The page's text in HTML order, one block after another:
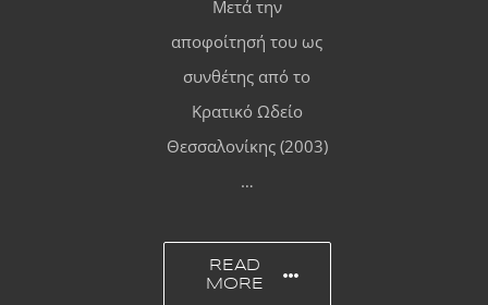
Μετά την
αποφοίτησή του ως
συνθέτης από το
Κρατικό Ωδείο
Θεσσαλονίκης (2003)
…
READ
MORE